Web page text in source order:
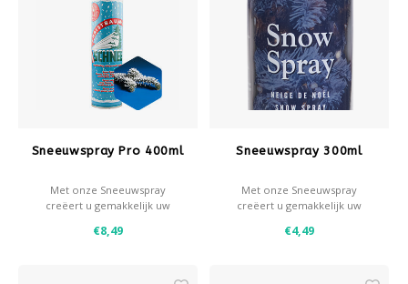
Sneeuwspray Pro 400ml
Met onze Sneeuwspray
creëert u gemakkelijk uw
- Sneeuw,- en/of vorsteffect
€8,49
Sneeuwspray 300ml
Met onze Sneeuwspray
creëert u gemakkelijk uw
- Sneeuw,- en/of vorsteffect
€4,49